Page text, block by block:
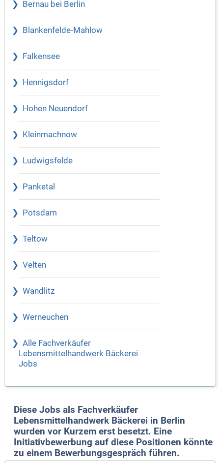
Bernau bei Berlin
Blankenfelde-Mahlow
Falkensee
Hennigsdorf
Hohen Neuendorf
Kleinmachnow
Ludwigsfelde
Panketal
Potsdam
Teltow
Velten
Wandlitz
Werneuchen
Alle Fachverkäufer
Lebensmittelhandwerk Bäckerei
Jobs
Diese Jobs als Fachverkäufer
Lebensmittelhandwerk Bäckerei in Berlin
wurden vor Kurzem erst besetzt. Eine
Initiativbewerbung auf diese Positionen könnte
zu einem Bewerbungsgespräch führen.